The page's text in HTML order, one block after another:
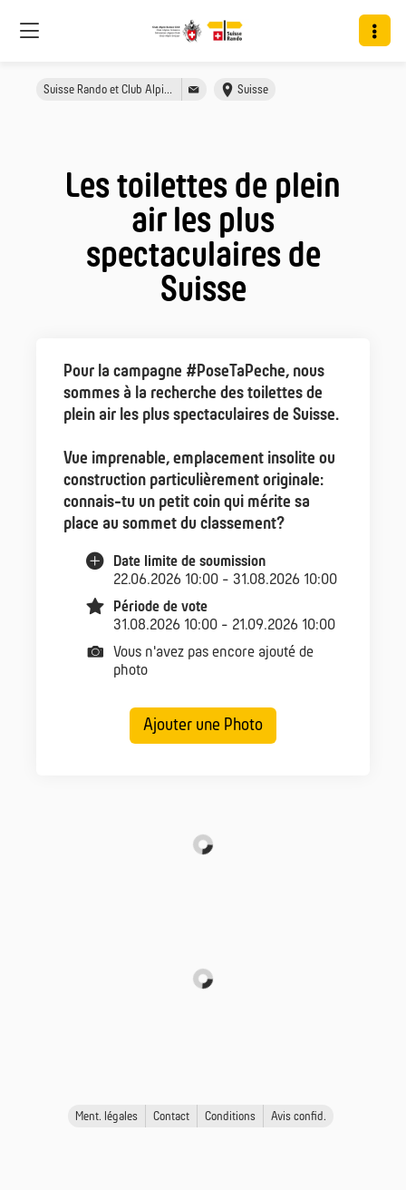
Suisse Rando et Club Alpin Suisse Suisse
Les toilettes de plein
air les plus
spectaculaires de
Suisse
Pour la campagne #PoseTaPeche, nous
sommes à la recherche des toilettes de
plein air les plus spectaculaires de Suisse.
Vue imprenable, emplacement insolite ou
construction particulièrement originale:
connais-tu un petit coin qui mérite sa
place au sommet du classement?
Date limite de soumission
22.06.2026 10:00 - 31.08.2026 10:00
Période de vote
31.08.2026 10:00 - 21.09.2026 10:00
Vous n'avez pas encore ajouté de
photo
Ajouter une Photo
Ment. légales Contact Conditions Avis confid.